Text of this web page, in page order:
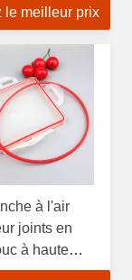
le meilleur prix
à l'air
joints en
à haute
pour le